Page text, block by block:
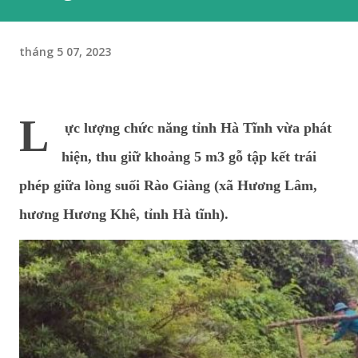
tháng 5 07, 2023
L
ực lượng chức năng tỉnh Hà Tĩnh vừa phát
hiện, thu giữ khoảng 5 m3 gỗ tập kết trái
phép giữa lòng suối Rào Giàng (xã Hương Lâm,
hương Hương Khê, tỉnh Hà tĩnh).